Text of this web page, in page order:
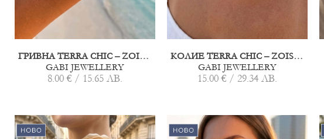
ГРИВНА TERRA CHIC – ZOISITE WITH RUBY
GABI JEWELLERY
8.00 € / 15.65 ЛВ.
КОЛИЕ TERRA CHIC – ZOISITE WITH RUBY
GABI JEWELLERY
15.00 € / 29.34 ЛВ.